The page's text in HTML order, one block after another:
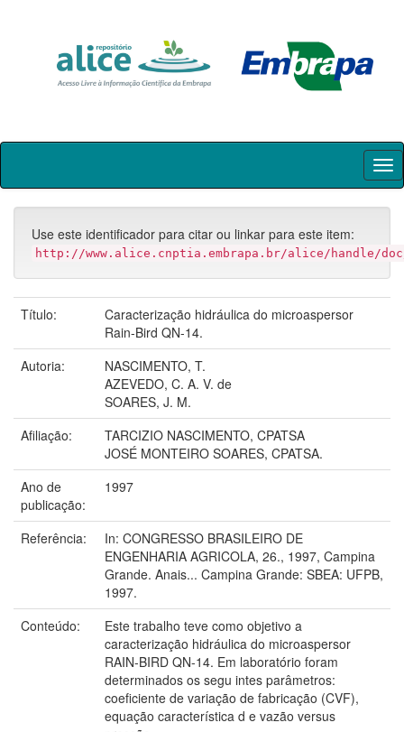
Skip
Use este identificador para citar ou linkar para este item:
http://www.alice.cnptia.embrapa.br/alice/handle/
Título:
Caracterização hidráulica do microaspersor
Rain-Bird QN-14.
Autoria:
NASCIMENTO, T.
AZEVEDO, C. A. V. de
SOARES, J. M.
Afiliação:
TARCIZIO NASCIMENTO, CPATSA
JOSÉ MONTEIRO SOARES, CPATSA.
Ano de
publicação:
1997
Referência:
In: CONGRESSO BRASILEIRO DE
ENGENHARIA AGRICOLA, 26., 1997, Campina
Grande. Anais... Campina Grande: SBEA: UFPB,
1997.
Conteúdo:
Este trabalho teve como objetivo a
caracterização hidráulica do microaspersor
RAIN-BIRD QN-14. Em laboratório foram
determinados os segu intes parâmetros:
coeficiente de variação de fabricação (CVF),
equação característica d e vazão versus